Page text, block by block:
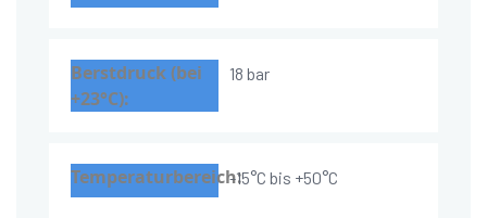
18 bar
-15°C bis +50°C